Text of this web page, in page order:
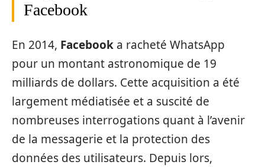
Facebook
En 2014, Facebook a racheté WhatsApp
pour un montant astronomique de 19
milliards de dollars. Cette acquisition a été
largement médiatisée et a suscité de
nombreuses interrogations quant à l’avenir
de la messagerie et la protection des
données des utilisateurs. Depuis lors,